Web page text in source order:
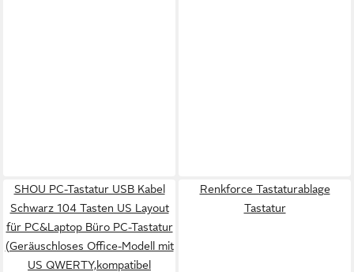
SHOU PC-Tastatur USB Kabel
Schwarz 104 Tasten US Layout
für PC&Laptop Büro PC-Tastatur
(Geräuschloses Office-Modell mit
US QWERTY,kompatibel
Renkforce Tastaturablage
Tastatur